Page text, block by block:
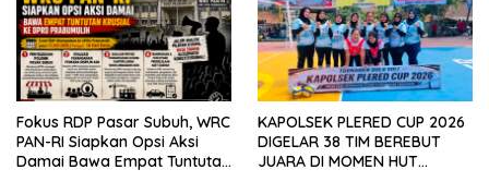
Fokus RDP Pasar Subuh, WRC
PAN-RI Siapkan Opsi Aksi
Damai Bawa Empat Tuntutan
KAPOLSEK PLERED CUP 2026
DIGELAR 38 TIM BEREBUT
JUARA DI MOMEN HUT